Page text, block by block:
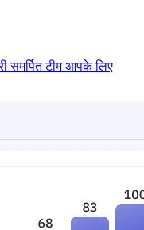
समर्पित टीम आपके लिए